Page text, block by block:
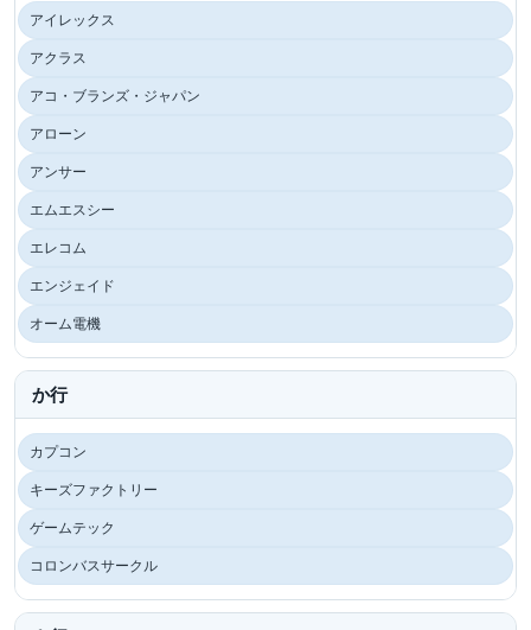
アイレックス
アクラス
アコ・ブランズ・ジャパン
アローン
アンサー
エムエスシー
エレコム
エンジェイド
オーム電機
か行
カプコン
キーズファクトリー
ゲームテック
コロンバスサークル